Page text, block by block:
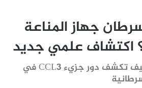
جهاز المناعة
اكتشاف علمي جديد
دراسة من جامعة جنيف تكشف دور جزيء CCL3 في